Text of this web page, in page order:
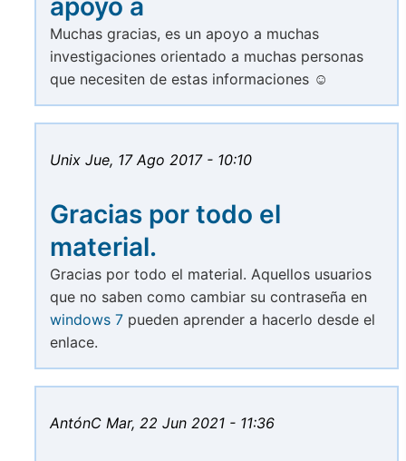
apoyo a
Muchas gracias, es un apoyo a muchas
investigaciones orientado a muchas personas
que necesiten de estas informaciones ☺
Unix Jue, 17 Ago 2017 - 10:10
Gracias por todo el
material.
Gracias por todo el material. Aquellos usuarios
que no saben como cambiar su contraseña en
windows 7 pueden aprender a hacerlo desde el
enlace.
AntónC Mar, 22 Jun 2021 - 11:36